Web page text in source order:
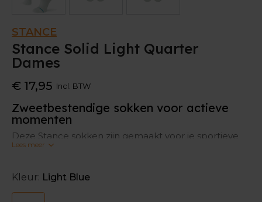
STANCE
Stance Solid Light Quarter
Dames
€ 17,95 Incl. BTW
Zweetbestendige sokken voor actieve
momenten
Deze Stance sokken zijn gemaakt voor je sportieve
momenten, maar even goed voor je alledaagse
optimaal comfort, terwijl de FreshTek™ zweet onder
controle houdt.
Lees meer
Kleur: Light Blue